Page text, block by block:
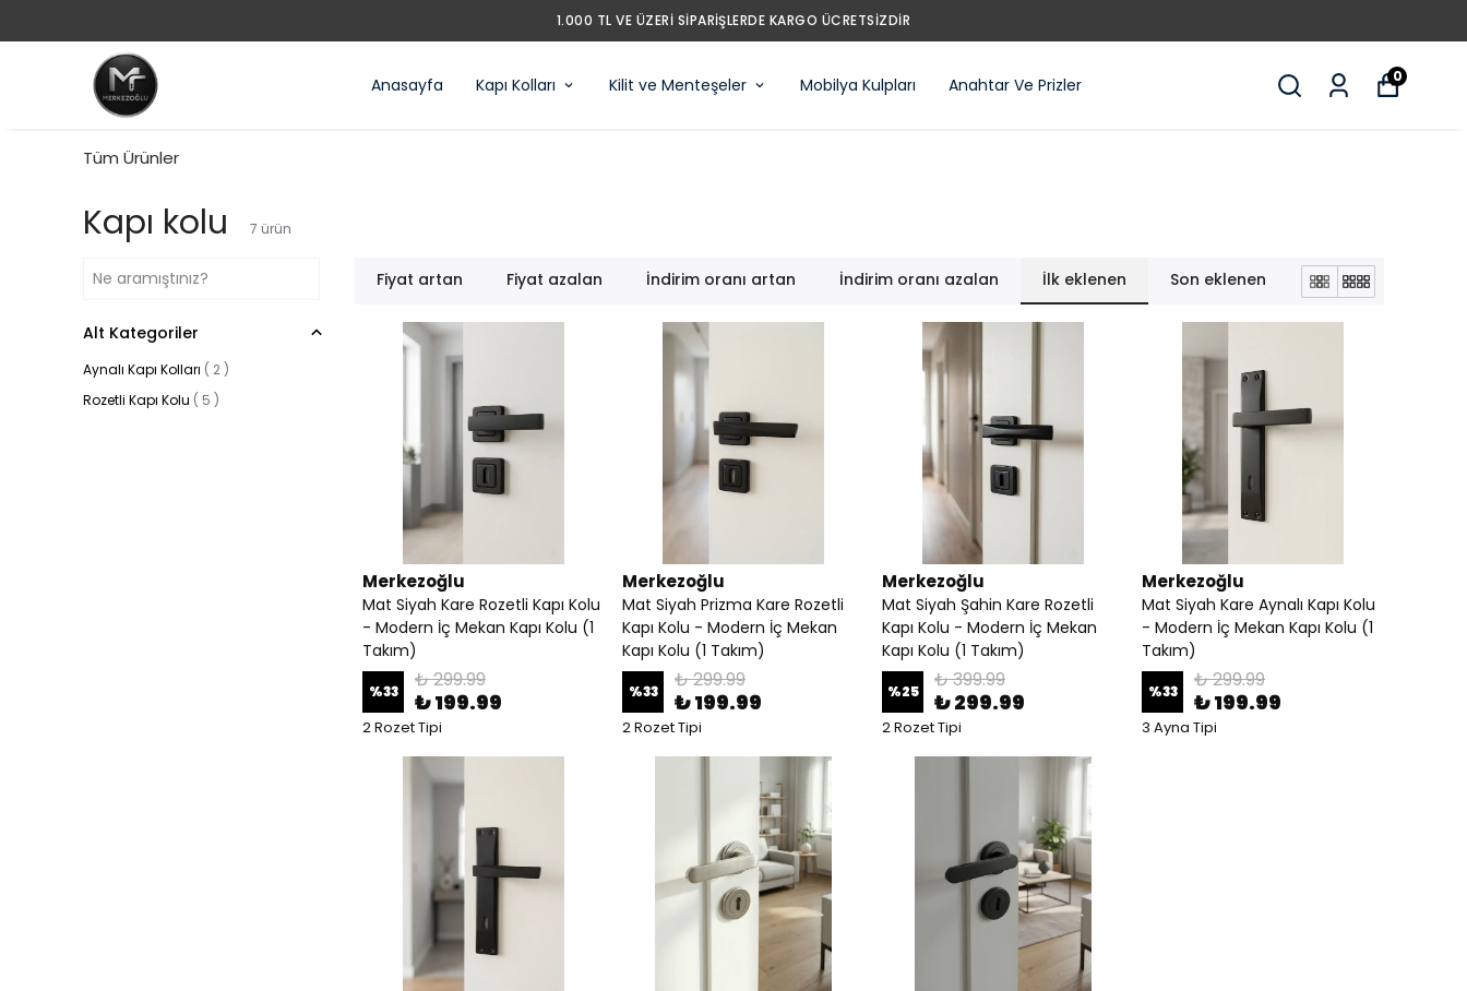
1.000 TL VE ÜZERI SIPARIŞLERDE KARGO ÜCRETSIZDIR
Anasayfa Kapı Kolları Kilit ve Menteşeler Mobilya Kulpları Anahtar Ve Prizler 0
Tüm Ürünler
Kapı kolu 7 ürün
Fiyat artan Fiyat azalan İndirim oranı artan İndirim oranı azalan İlk eklenen Son eklenen
Alt Kategoriler
Aynalı Kapı Kolları ( 2 )
Rozetli Kapı Kolu ( 5 )
Merkezoğlu
Mat Siyah Kare Rozetli Kapı Kolu
- Modern İç Mekan Kapı Kolu (1
Takım)
%33 ₺ 299.99
₺ 199.99
2 Rozet Tipi
Merkezoğlu
Mat Siyah Prizma Kare Rozetli
Kapı Kolu - Modern İç Mekan
Kapı Kolu (1 Takım)
%33 ₺ 299.99
₺ 199.99
2 Rozet Tipi
Merkezoğlu
Mat Siyah Şahin Kare Rozetli
Kapı Kolu - Modern İç Mekan
Kapı Kolu (1 Takım)
%25 ₺ 399.99
₺ 299.99
2 Rozet Tipi
Merkezoğlu
Mat Siyah Kare Aynalı Kapı Kolu
- Modern İç Mekan Kapı Kolu (1
Takım)
%33 ₺ 299.99
₺ 199.99
3 Ayna Tipi